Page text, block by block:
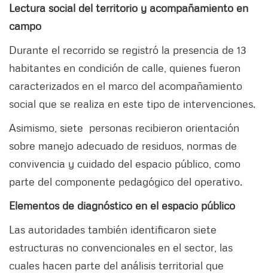
Lectura social del territorio y acompañamiento en
campo
Durante el recorrido se registró la presencia de 13
habitantes en condición de calle, quienes fueron
caracterizados en el marco del acompañamiento
social que se realiza en este tipo de intervenciones.
Asimismo, siete personas recibieron orientación
sobre manejo adecuado de residuos, normas de
convivencia y cuidado del espacio público, como
parte del componente pedagógico del operativo.
Elementos de diagnóstico en el espacio público
Las autoridades también identificaron siete
estructuras no convencionales en el sector, las
cuales hacen parte del análisis territorial que